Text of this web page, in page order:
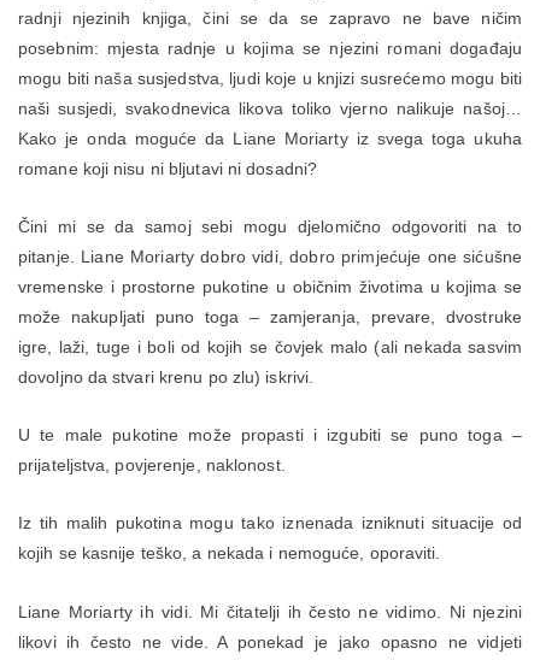
radnji njezinih knjiga, čini se da se zapravo ne bave ničim
posebnim: mjesta radnje u kojima se njezini romani događaju
mogu biti naša susjedstva, ljudi koje u knjizi susrećemo mogu biti
naši susjedi, svakodnevica likova toliko vjerno nalikuje našoj…
Kako je onda moguće da Liane Moriarty iz svega toga ukuha
romane koji nisu ni bljutavi ni dosadni?
Čini mi se da samoj sebi mogu djelomično odgovoriti na to
pitanje. Liane Moriarty dobro vidi, dobro primjećuje one sićušne
vremenske i prostorne pukotine u običnim životima u kojima se
može nakupljati puno toga – zamjeranja, prevare, dvostruke
igre, laži, tuge i boli od kojih se čovjek malo (ali nekada sasvim
dovoljno da stvari krenu po zlu) iskrivi.
U te male pukotine može propasti i izgubiti se puno toga –
prijateljstva, povjerenje, naklonost.
Iz tih malih pukotina mogu tako iznenada izniknuti situacije od
kojih se kasnije teško, a nekada i nemoguće, oporaviti.
Liane Moriarty ih vidi. Mi čitatelji ih često ne vidimo. Ni njezini
likovi ih često ne vide. A ponekad je jako opasno ne vidjeti